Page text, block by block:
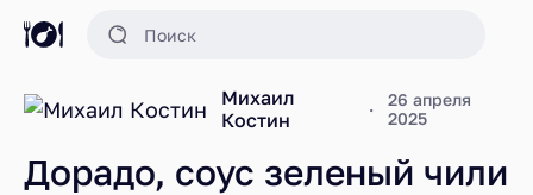
Михаил
Костин
26 апреля
2025
Дорадо, соус зеленый чили